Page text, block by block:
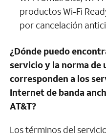
productosWi-Fi
por cancelación
¿Dónde puedo
servicio y la norma de
corresponden a los
Internet de banda
AT&T?
Los términos del